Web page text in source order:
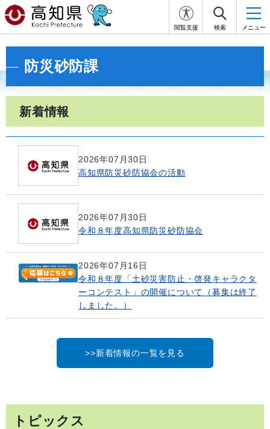
閲覧支援 検索 メニュー
防災砂防課
新着情報
2026年07月30日
高知県防災砂防協会の活動
2026年07月30日
令和８年度高知県防災砂防協会
2026年07月16日
令和８年度「土砂災害防止・啓発キャラクタ
ーコンテスト」の開催について（募集は終了
しました。）
>>新着情報の一覧を見る
トピックス